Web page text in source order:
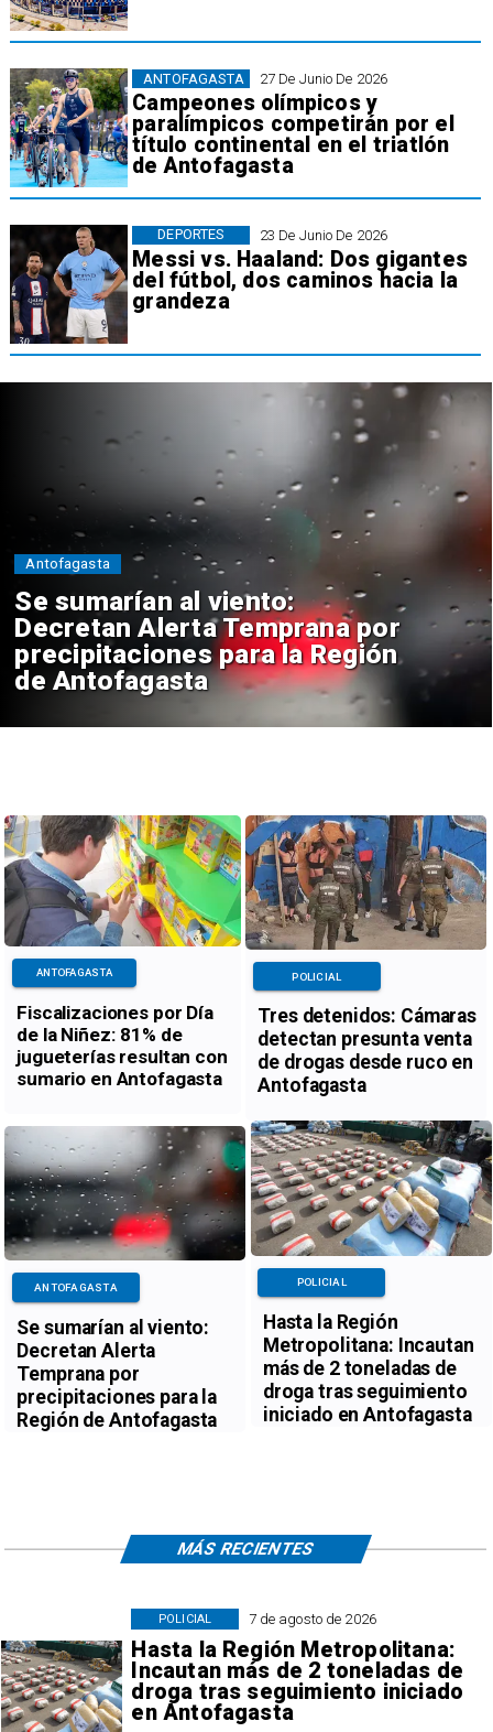
27 De Junio De 2026
Campeones olímpicos y
paralímpicos competirán por el
título continental en el triatlón
de Antofagasta
ANTOFAGASTA
23 De Junio De 2026
Messi vs. Haaland: Dos gigantes
del fútbol, dos caminos hacia la
grandeza
DEPORTES
Se sumarían al viento:
Decretan Alerta Temprana por
precipitaciones para la Región
de Antofagasta
Antofagasta
Fiscalizaciones por Día
de la Niñez: 81% de
jugueterías resultan con
sumario en Antofagasta
ANTOFAGASTA
Tres detenidos: Cámaras
detectan presunta venta
de drogas desde ruco en
Antofagasta
POLICIAL
Se sumarían al viento:
Decretan Alerta
Temprana por
precipitaciones para la
Región de Antofagasta
ANTOFAGASTA
Hasta la Región
Metropolitana: Incautan
más de 2 toneladas de
droga tras seguimiento
iniciado en Antofagasta
POLICIAL
7 de agosto de 2026
Hasta la Región Metropolitana:
Incautan más de 2 toneladas de
droga tras seguimiento iniciado
en Antofagasta
POLICIAL
MÁS RECIENTES